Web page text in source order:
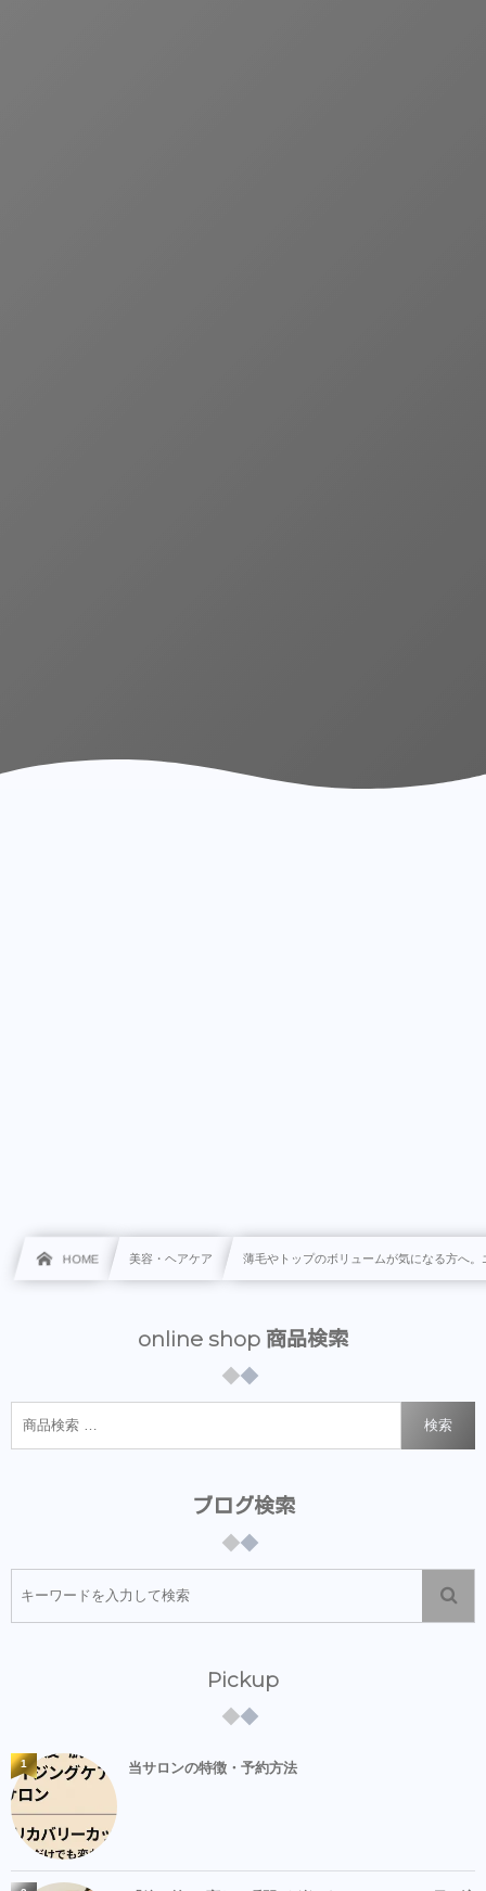
HOME 美容・ヘアケア 薄毛やトップのボリュームが気になる方へ
online shop 商品検索
検索
ブログ検索
Pickup
当サロンの特徴・予約方法
1